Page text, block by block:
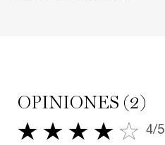
OPINIONES (2)
4 de 5 estrellas. 4/5